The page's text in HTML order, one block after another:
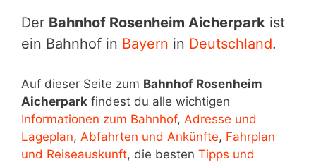
Der Bahnhof Rosenheim Aicherpark ist
ein Bahnhof in Bayern in Deutschland.
Auf dieser Seite zum Bahnhof Rosenheim
Aicherpark findest du alle wichtigen
Informationen zum Bahnhof, Adresse und
Lageplan, Abfahrten und Ankünfte, Fahrplan
und Reiseauskunft, die besten Tipps und